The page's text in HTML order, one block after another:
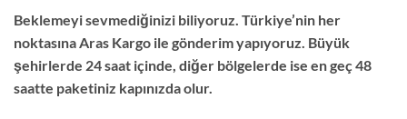
Beklemeyi sevmediğinizi biliyoruz. Türkiye’nin her
noktasına Aras Kargo ile gönderim yapıyoruz. Büyük
şehirlerde 24 saat içinde, diğer bölgelerde ise en geç 48
saatte paketiniz kapınızda olur.